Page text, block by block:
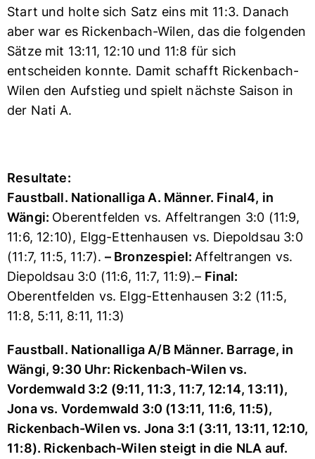
Start und holte sich Satz eins mit 11:3. Danach
aber war es Rickenbach-Wilen, das die folgenden
Sätze mit 13:11, 12:10 und 11:8 für sich
entscheiden konnte. Damit schafft Rickenbach-
Wilen den Aufstieg und spielt nächste Saison in
der Nati A.
Resultate:
Faustball. Nationalliga A. Männer. Final4, in
Wängi: Oberentfelden vs. Affeltrangen 3:0 (11:9,
11:6, 12:10), Elgg-Ettenhausen vs. Diepoldsau 3:0
(11:7, 11:5, 11:7). – Bronzespiel: Affeltrangen vs.
Diepoldsau 3:0 (11:6, 11:7, 11:9).– Final:
Oberentfelden vs. Elgg-Ettenhausen 3:2 (11:5,
11:8, 5:11, 8:11, 11:3)
Faustball. Nationalliga A/B Männer. Barrage, in
Wängi, 9:30 Uhr: Rickenbach-Wilen vs.
Vordemwald 3:2 (9:11, 11:3, 11:7, 12:14, 13:11),
Jona vs. Vordemwald 3:0 (13:11, 11:6, 11:5),
Rickenbach-Wilen vs. Jona 3:1 (3:11, 13:11, 12:10,
11:8). Rickenbach-Wilen steigt in die NLA auf.